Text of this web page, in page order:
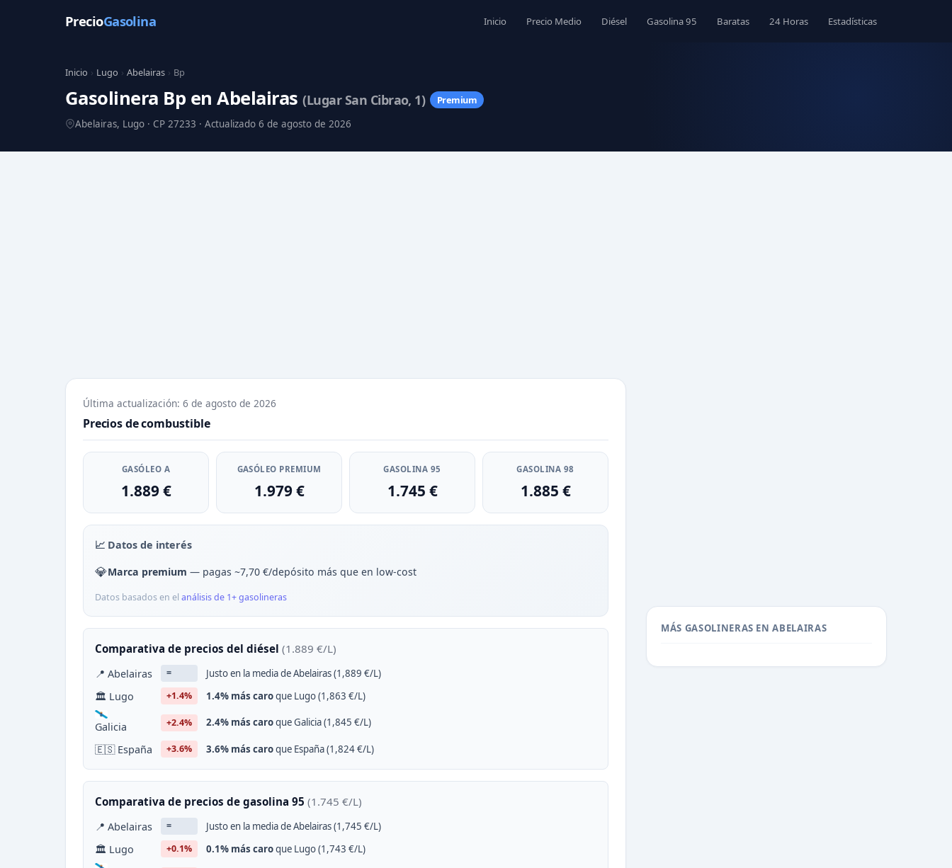
PrecioGasolina Inicio Precio Medio Diésel Gasolina 95 Baratas 24 Horas Estadísticas
Inicio › Lugo › Abelairas › Bp
Gasolinera Bp en Abelairas(Lugar San Cibrao, 1)
Premium
Abelairas, Lugo · CP 27233 · Actualizado 6 de agosto de 2026
Última actualización: 6 de agosto de 2026
Precios de combustible
GASÓLEO A
1.889 €
GASÓLEO PREMIUM
1.979 €
GASOLINA 95
1.745 €
GASOLINA 98
1.885 €
📈 Datos de interés
💎Marca premium — pagas ~7,70 €/depósito más que en low-cost
Datos basados en el análisis de 1+ gasolineras
Comparativa de precios del diésel (1.889 €/L)
📍 Abelairas = Justo en la media de Abelairas (1,889 €/L)
🏛 Lugo +1.4% 1.4% más caroque Lugo (1,863 €/L)
Galicia +2.4% 2.4% más caroque Galicia (1,845 €/L)
🇪🇸 España +3.6% 3.6% más caroque España (1,824 €/L)
Comparativa de precios de gasolina 95 (1.745 €/L)
📍 Abelairas = Justo en la media de Abelairas (1,745 €/L)
🏛 Lugo +0.1% 0.1% más caroque Lugo (1,743 €/L)
MÁS GASOLINERAS EN ABELAIRAS